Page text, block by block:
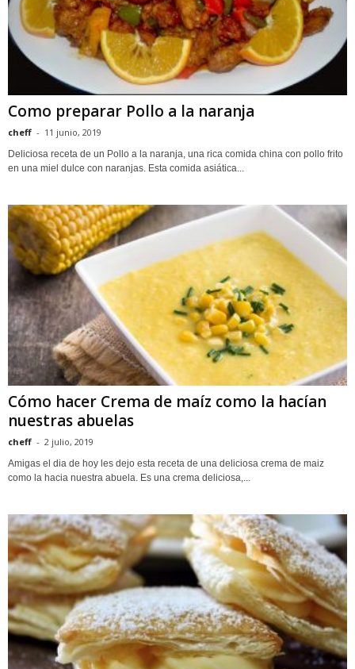
Como preparar Pollo a la naranja
cheff - 11 junio, 2019
Deliciosa receta de un Pollo a la naranja, una rica comida china con pollo frito
en una miel dulce con naranjas. Esta comida asiática...
Cómo hacer Crema de maíz como la hacían
nuestras abuelas
cheff - 2 julio, 2019
Amigas el dia de hoy les dejo esta receta de una deliciosa crema de maiz
como la hacia nuestra abuela. Es una crema deliciosa,...